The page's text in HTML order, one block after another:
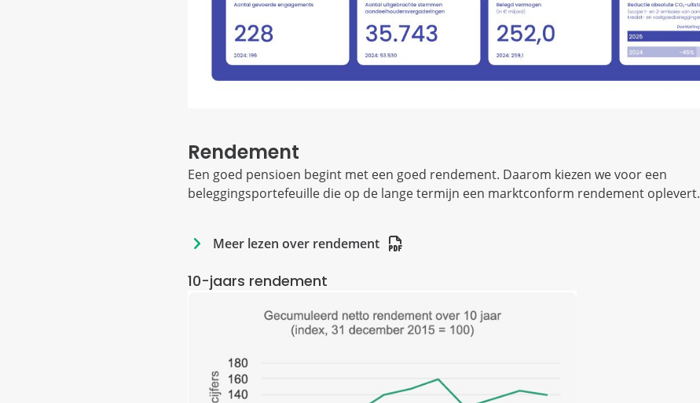
Rendement
Een goed pensioen begint met een goed rendement. Daarom kiezen we voor een
beleggingsportefeuille die op de lange termijn een marktconform rendement oplevert.
Meer lezen over rendement
10-jaars rendement